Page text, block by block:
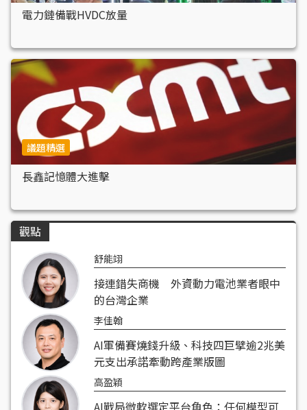
電力鏈備戰HVDC放量
議題精選
長鑫記憶體大進擊
觀點
舒能翊
接連錯失商機 外資動力電池業者眼中
的台灣企業
李佳翰
AI軍備賽燒錢升級、科技四巨擘逾2兆美
元支出承諾牽動跨產業版圖
高盈穎